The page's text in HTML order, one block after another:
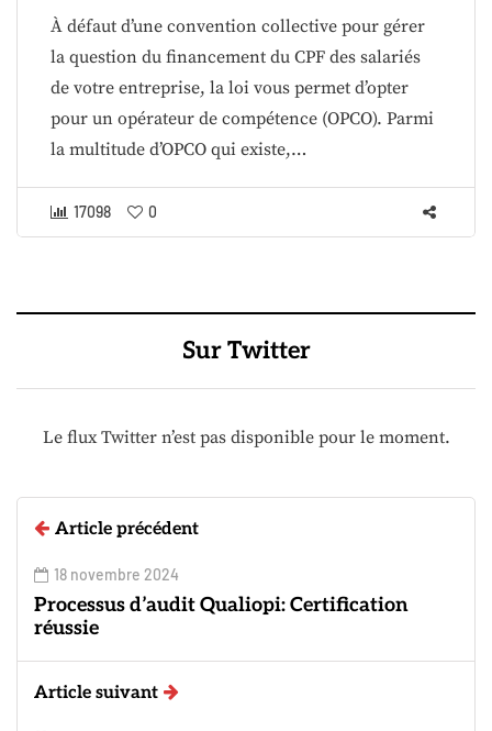
À défaut d’une convention collective pour gérer
la question du financement du CPF des salariés
de votre entreprise, la loi vous permet d’opter
pour un opérateur de compétence (OPCO). Parmi
la multitude d’OPCO qui existe,…
17098 0
Sur Twitter
Le flux Twitter n’est pas disponible pour le moment.
Article précédent
18 novembre 2024
Processus d’audit Qualiopi: Certification
réussie
Article suivant